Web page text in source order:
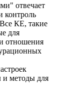
отвечает
контроль
КЕ, такие
для
отношения
и методы для